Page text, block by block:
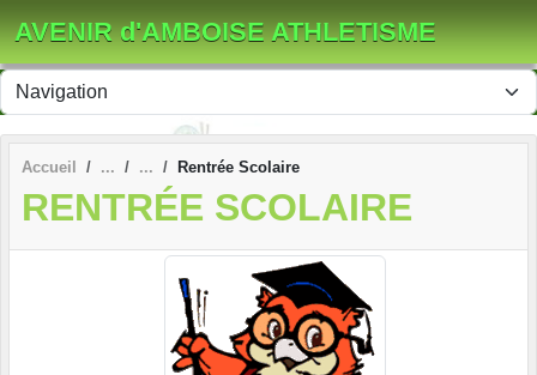
AVENIR d'AMBOISE ATHLETISME
Accueil Rentrée Scolaire
RENTRÉE SCOLAIRE